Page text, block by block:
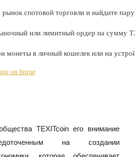
спотовой торговли и найдите
или лимитный ордер на сумму
монеты в личный кошелек или на
TEXITcoin его внимание
на создании